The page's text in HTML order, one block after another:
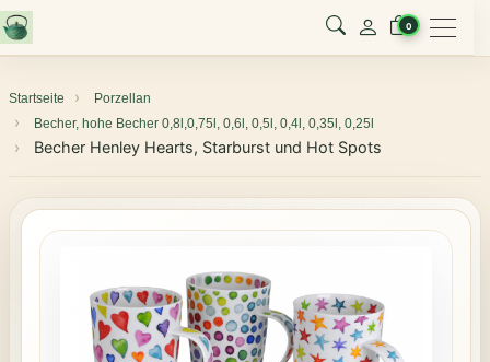
0 Menu
Startseite
Porzellan
Becher, hohe Becher 0,8l,0,75l, 0,6l, 0,5l, 0,4l, 0,35l, 0,25l
Becher Henley Hearts, Starburst und Hot Spots